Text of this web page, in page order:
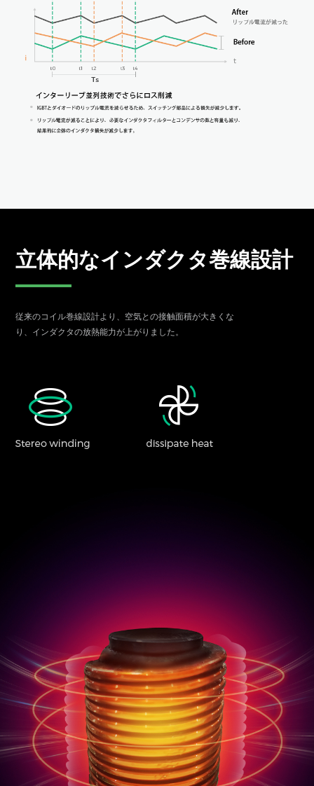
立体的なインダクタ巻線設計
従来のコイル巻線設計より、空気との接触面積が大きくな
り、インダクタの放熱能力が上がりました。